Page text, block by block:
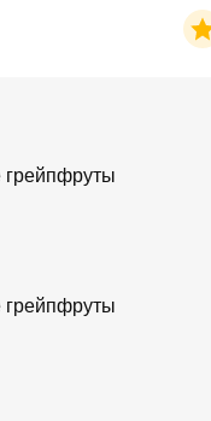
грейпфруты
грейпфруты